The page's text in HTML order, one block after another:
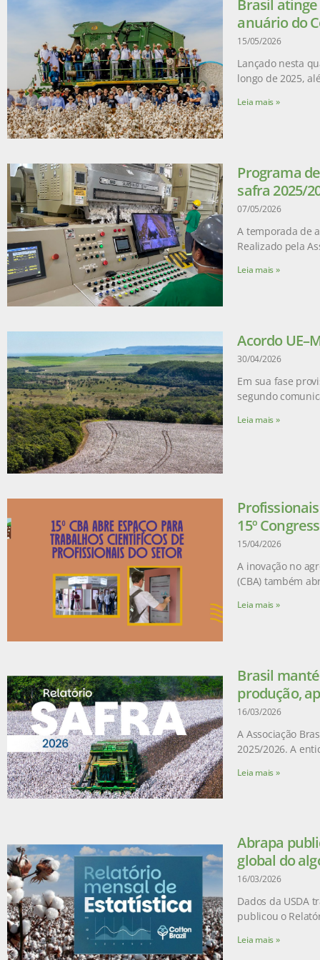
Brasil
anuário do
15/05/2026
Lançado nesta
longo de 2025,
Leia mais »
Programa
safra 2025/
07/05/2026
A temporada de
Realizado pela
Leia mais »
Acordo
30/04/2026
Em sua fase
segundo
Leia mais »
15º
15/04/2026
A inovação no
(CBA) também
Leia mais »
Brasil
produção,
16/03/2026
A Associação
2025/2026. A
Leia mais »
Abrapa
global do
16/03/2026
Dados da USDA
publicou o
Leia mais »